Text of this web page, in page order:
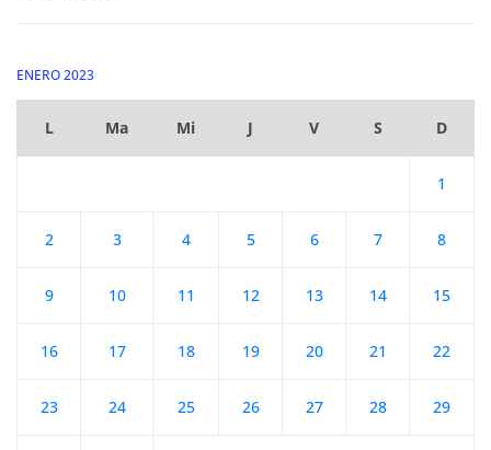
ENERO 2023
L Ma Mi J V S D
1
2 3 4 5 6 7 8
9 10 11 12 13 14 15
16 17 18 19 20 21 22
23 24 25 26 27 28 29